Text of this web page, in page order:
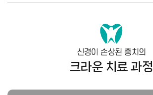
신경이 손상된 충치의
크라운 치료 과정